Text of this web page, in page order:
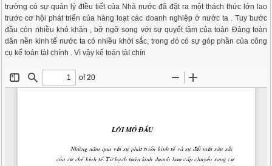
trường có sự quản lý đIều tiết của Nhà nước đã đặt ra một thách thức lớn lao
trước cơ hội phát triển của hàng loạt các doanh nghiệp ở nước ta . Tuy bước
đầu còn nhiều khó khăn , bỡ ngỡ song với sự quyết tâm của toàn Đảng toàn
dân nền kinh tế nước ta có nhiều khởi sắc, trong đó có sự góp phần của công
cụ kế toán tàI chính . Vì vậy kế toán tàI chín